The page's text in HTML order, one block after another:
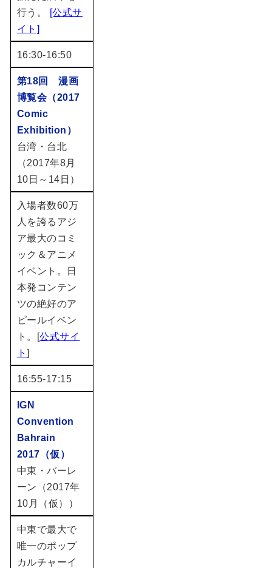
行う。
[公式サ
イト]
16:30-16:50
第18回 漫画
博覧会（2017
Comic
Exhibition）
台湾・台北
（2017年8月
10日～14日）
入場者数60万
人を誇るアジ
ア最大のコミ
ック＆アニメ
イベント。日
本発コンテン
ツの絶好のア
ピールイベン
ト。
[公式サイ
ト]
16:55-17:15
IGN
Convention
Bahrain
2017（仮）
中東・バーレ
ーン（2017年
10月（仮））
中東で最大で
唯一のポップ
カルチャーイ